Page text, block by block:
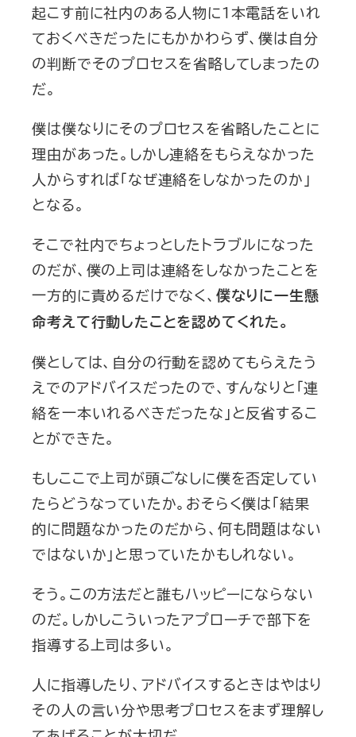
起こす前に社内のある人物に１本電話をいれ
ておくべきだったにもかかわらず、僕は自分
の判断でそのプロセスを省略してしまったの
だ。
僕は僕なりにそのプロセスを省略したことに
理由があった。しかし連絡をもらえなかった
人からすれば「なぜ連絡をしなかったのか」
となる。
そこで社内でちょっとしたトラブルになった
のだが、僕の上司は連絡をしなかったことを
一方的に責めるだけでなく、 僕なりに一生懸
命考えて行動したことを認めてくれた。
僕としては、自分の行動を認めてもらえたう
えでのアドバイスだったので、すんなりと「連
絡を一本いれるべきだったな」と反省するこ
とができた。
もしここで上司が頭ごなしに僕を否定してい
たらどうなっていたか。おそらく僕は「結果
的に問題なかったのだから、何も問題はない
ではないか」と思っていたかもしれない。
そう。この方法だと誰もハッピーにならない
のだ。しかしこういったアプローチで部下を
指導する上司は多い。
人に指導したり、アドバイスするときはやはり
その人の言い分や思考プロセスをまず理解し